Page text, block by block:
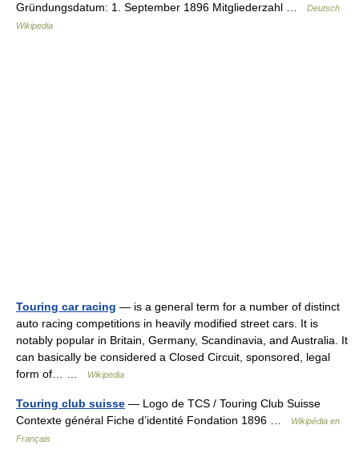
Gründungsdatum: 1. September 1896 Mitgliederzahl …
Deutsch
Wikipedia
Touring car racing — is a general term for a number of distinct
auto racing competitions in heavily modified street cars. It is
notably popular in Britain, Germany, Scandinavia, and Australia. It
can basically be considered a Closed Circuit, sponsored, legal
form of… …
Wikipedia
Touring club suisse — Logo de TCS / Touring Club Suisse
Contexte général Fiche d’identité Fondation 1896 …
Wikipédia en
Français